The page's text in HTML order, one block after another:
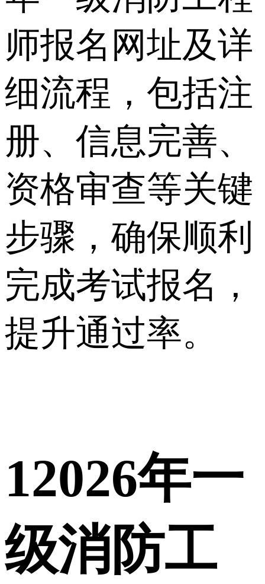
师报名网址及详
细流程，包括注
册、信息完善、
资格审查等关键
步骤，确保顺利
完成考试报名，
提升通过率。
12026年一
级消防工